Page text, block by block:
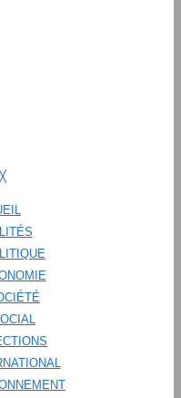
╳